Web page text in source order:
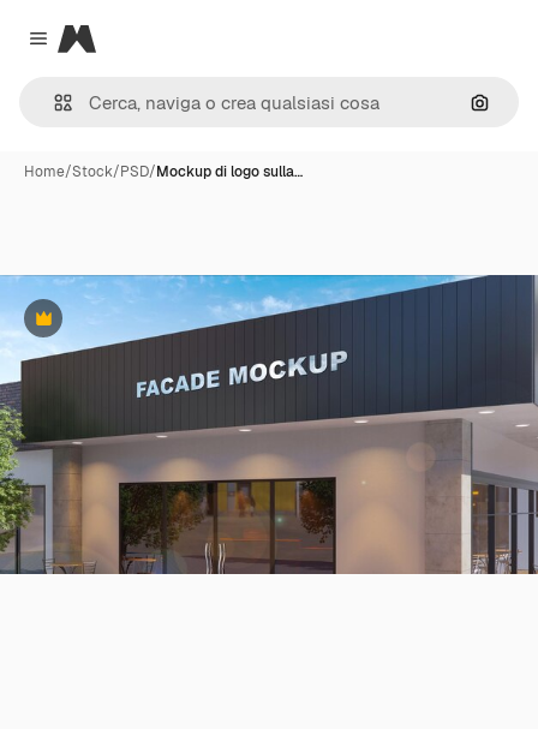
Close menu
Magnific
Cerca
Home/Stock/PSD/Mockup di logo sulla…
Premium